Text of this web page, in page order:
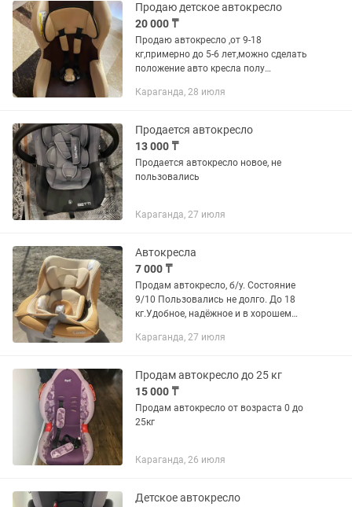
Продаю детское автокресло
20 000 ₸
Продаю автокресло ,от 9-18
кг,примерно до 5-6 лет,можно сделать
положение авто кресла полу
засыпает,состояние хорошее
Караганда, 28 июля
Продается автокресло
13 000 ₸
Продается автокресло новое, не
пользовались
Караганда, 27 июля
Автокресла
7 000 ₸
Продам автокресло, б/у. Состояние
9/10 Пользовались не долго. До 18
кг.Удобное, надёжное и в хорошем
безопасности, мягкие вставки для
устанавливается...
Караганда, 27 июля
Продам автокресло до 25 кг
15 000 ₸
Продам автокресло от возраста 0 до
25кг
Караганда, 26 июля
Детское автокресло